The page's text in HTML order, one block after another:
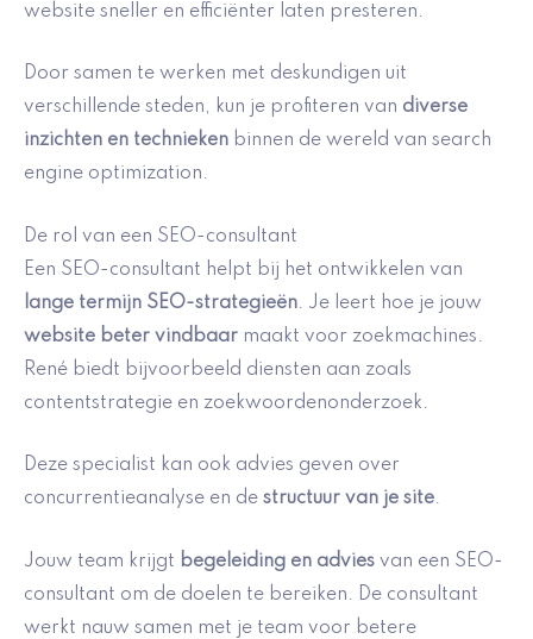
website sneller en efficiënter laten presteren.
Door samen te werken met deskundigen uit
verschillende steden, kun je profiteren van diverse
inzichten en technieken binnen de wereld van search
engine optimization.
De rol van een SEO-consultant
Een SEO-consultant helpt bij het ontwikkelen van
lange termijn SEO-strategieën. Je leert hoe je jouw
website beter vindbaar maakt voor zoekmachines.
René biedt bijvoorbeeld diensten aan zoals
contentstrategie en zoekwoordenonderzoek.
Deze specialist kan ook advies geven over
concurrentieanalyse en de structuur van je site.
Jouw team krijgt begeleiding en advies van een SEO-
consultant om de doelen te bereiken. De consultant
werkt nauw samen met je team voor betere